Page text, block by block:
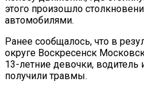
этого произошло
автомобилями.
Ранее сообщалось, что в
округе Воскресенск
13-летние девочки, водитель
получили травмы.